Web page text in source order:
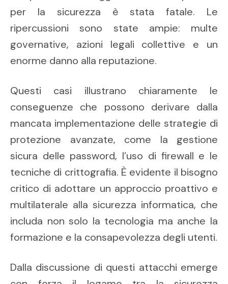
per la sicurezza è stata fatale. Le
ripercussioni sono state ampie: multe
governative, azioni legali collettive e un
enorme danno alla reputazione.
Questi casi illustrano chiaramente le
conseguenze che possono derivare dalla
mancata implementazione delle strategie di
protezione avanzate, come la gestione
sicura delle password, l’uso di firewall e le
tecniche di crittografia. È evidente il bisogno
critico di adottare un approccio proattivo e
multilaterale alla sicurezza informatica, che
includa non solo la tecnologia ma anche la
formazione e la consapevolezza degli utenti.
Dalla discussione di questi attacchi emerge